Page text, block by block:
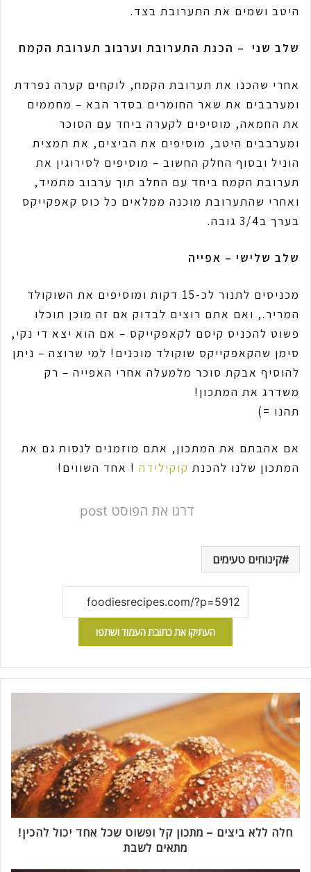
היטב ושמים את התערובת בצד.
שלב שני – הכנת התערובת וערבוב תערובת הקמח
אחרי שהכנו את תערובת הקמח, לוקחים קערה נפרדת
ומערבבים את שאר החומרים בסדר הבא – מחממים
את החמאה, מוסיפים לקערה ביחד עם הסוכר
ומערבבים היטב, מוסיפים את הביצים, את תמצית
הוניל ובסוף החלק החשוב – מוסיפים לסירוגין את
תערובת הקמח ביחד עם החלב תוך ערבוב מתמיד,
ואחרי שהתערובת מוכנה ממלאים כל כוס קאפקייקס
בערך ב3/4 גובה.
שלב שלישי – אפייה
מכניסים לתנור לכ-15 דקות ומוסיפים את השוקולד
המריר., ואם אתם רוצים לבדוק אם זה מוכן תוכלו
פשוט להכניס קיסם לקאפקייקס – אם הוא יצא די נקי,
סימן שהקאפקייקס שוקולד מוכנים! למי שרוצה – ניתן
להוסיף אבקת סוכר מלמעלה אחרי האפייה – רק
משדרג את המתכון!
תהנו =)
אם אהבתם את המתכון, אתם מוזמנים לנסות גם את
המתכון שלנו להכנת קוקילידה ! אחד השווים!
דרגו את הפוסט post
קינוחים טעימים
העתיקו את כתובת העמוד ושתפו
ח
ל
ה
ל
ל
א
ב
י
צ
חלה ללא ביצים – מתכון קל ופשוט שכל אחד יכול להכין!
מתאים לשבת